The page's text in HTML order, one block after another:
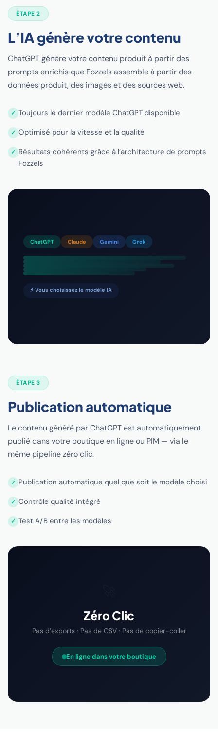
ÉTAPE 2
L’IA génère votre contenu
ChatGPT génère votre contenu produit à partir des
prompts enrichis que Fozzels assemble à partir des
données produit, des images et des sources web.
Toujours le dernier modèle ChatGPT disponible
Optimisé pour la vitesse et la qualité
Résultats cohérents grâce à l’architecture de prompts
Fozzels
ChatGPT Claude Gemini Grok
⚡ Vous choisissez le modèle IA
ÉTAPE 3
Publication automatique
Le contenu généré par ChatGPT est automatiquement
publié dans votre boutique en ligne ou PIM — via le
même pipeline zéro clic.
Publication automatique quel que soit le modèle choisi
Contrôle qualité intégré
Test A/B entre les modèles
Zéro Clic
Pas d’exports · Pas de CSV · Pas de copier-coller
En ligne dans votre boutique